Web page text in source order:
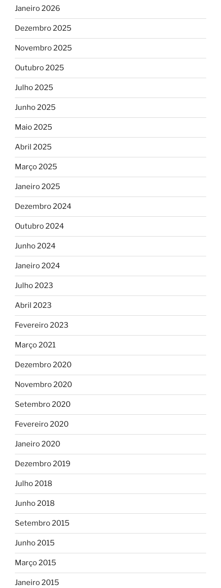
Janeiro 2026
Dezembro 2025
Novembro 2025
Outubro 2025
Julho 2025
Junho 2025
Maio 2025
Abril 2025
Março 2025
Janeiro 2025
Dezembro 2024
Outubro 2024
Junho 2024
Janeiro 2024
Julho 2023
Abril 2023
Fevereiro 2023
Março 2021
Dezembro 2020
Novembro 2020
Setembro 2020
Fevereiro 2020
Janeiro 2020
Dezembro 2019
Julho 2018
Junho 2018
Setembro 2015
Junho 2015
Março 2015
Janeiro 2015